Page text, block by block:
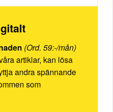
(Ord. 59:-/mån)
artiklar, kan lösa
andra spännande
som